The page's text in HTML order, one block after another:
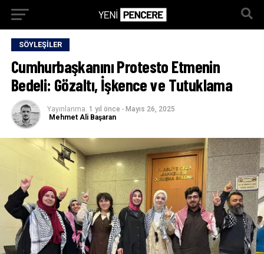
SÖYLEŞILER
Cumhurbaşkanını Protesto Etmenin
Bedeli: Gözaltı, İşkence ve Tutuklama
Yayınlanma: 1 yıl önce - Mayıs 26, 2025
Mehmet Ali Başaran